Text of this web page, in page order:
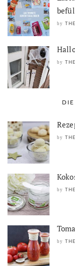
by
by
DIE
by
by
by